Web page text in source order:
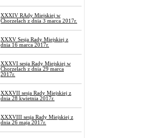
XXXIV RAdy Miejskiej w
Chorzelach z dnia 3 marca 2017r.
XXXV Sesja Rady Miejskiej z
dnia 16 marca 2017r.
XXXVI sesja Rady Miejskiej w
Chorzelach z dnia 29 marca
2017r.
XXXVII sesja Rady Miejskiej z
dnia 28 kwietnia 2017r.
XXXVIII sesja Rady Miejskiej z
dnia 26 maja 2017r.